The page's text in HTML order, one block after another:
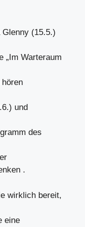
Glenny (15.5.)
„Im Warteraum
und
des
.
wirklich bereit,
eine